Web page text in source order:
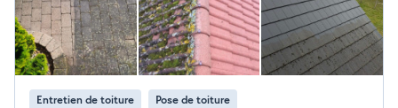
Entretien de toiture Pose de toiture